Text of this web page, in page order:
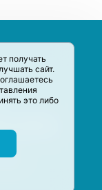
получать
сайт.
это либо
и услуги в РФ